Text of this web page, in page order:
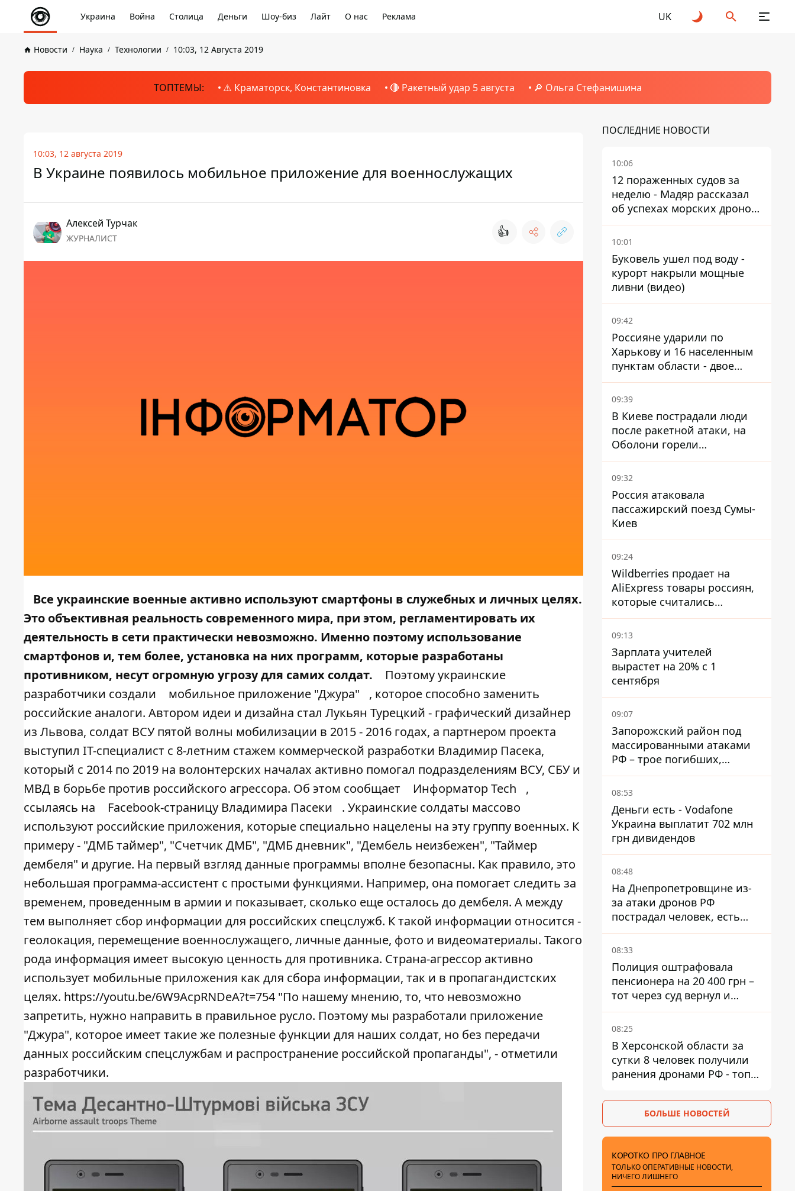
Украина Война Столица Деньги Шоу-биз Лайт О нас Реклама UK
Новости Наука Технологии 10:03, 12 Августа 2019
ТОПТЕМЫ: ⚠️ Краматорск, Константиновка 🔴 Ракетный удар 5 августа 🔎 Ольга Стефанишина
10:03, 12 августа 2019
В Украине появилось мобильное приложение для военнослужащих
Алексей Турчак
ЖУРНАЛИСТ 👍
Все украинские военные активно используют смартфоны в служебных и личных целях.
Это объективная реальность современного мира, при этом, регламентировать их
деятельность в сети практически невозможно. Именно поэтому использование
смартфонов и, тем более, установка на них программ, которые разработаны
противником, несут огромную угрозу для самих солдат.
Поэтому украинские
разработчики создали
мобильное приложение "Джура"
, которое способно заменить
российские аналоги. Автором идеи и дизайна стал Лукьян Турецкий - графический дизайнер
из Львова, солдат ВСУ пятой волны мобилизации в 2015 - 2016 годах, а партнером проекта
выступил IT-специалист с 8-летним стажем коммерческой разработки Владимир Пасека,
который с 2014 по 2019 на волонтерских началах активно помогал подразделениям ВСУ, СБУ и
МВД в борьбе против российского агрессора. Об этом сообщает
Информатор Tech
,
ссылаясь на
Facebook-страницу Владимира Пасеки
. Украинские солдаты массово
используют российские приложения, которые специально нацелены на эту группу военных. К
примеру - "ДМБ таймер", "Счетчик ДМБ", "ДМБ дневник", "Дембель неизбежен", "Таймер
дембеля" и другие. На первый взгляд данные программы вполне безопасны. Как правило, это
небольшая программа-ассистент с простыми функциями. Например, она помогает следить за
временем, проведенным в армии и показывает, сколько еще осталось до дембеля. А между
тем выполняет сбор информации для российских спецслужб. К такой информации относится -
геолокация, перемещение военнослужащего, личные данные, фото и видеоматериалы. Такого
рода информация имеет высокую ценность для противника. Страна-агрессор активно
использует мобильные приложения как для сбора информации, так и в пропагандистских
целях. https://youtu.be/6W9AcpRNDeA?t=754 "По нашему мнению, то, что невозможно
запретить, нужно направить в правильное русло. Поэтому мы разработали приложение
"Джура", которое имеет такие же полезные функции для наших солдат, но без передачи
данных российским спецслужбам и распространение российской пропаганды", - отметили
разработчики.
ПОСЛЕДНИЕ НОВОСТИ
10:06
12 пораженных судов за
неделю - Мадяр рассказал
об успехах морских дронов
в Черном и Азовском морях
10:01
Буковель ушел под воду -
курорт накрыли мощные
ливни (видео)
09:42
Россияне ударили по
Харькову и 16 населенным
пунктам области - двое
погибших
09:39
В Киеве пострадали люди
после ракетной атаки, на
Оболони горели
резервуары с топливом
09:32
Россия атаковала
пассажирский поезд Сумы-
Киев
09:24
Wildberries продает на
AliExpress товары россиян,
которые считались
уничтоженными на складах
09:13
Зарплата учителей
вырастет на 20% с 1
сентября
09:07
Запорожский район под
массированными атаками
РФ – трое погибших,
четверо раненых
08:53
Деньги есть - Vodafone
Украина выплатит 702 млн
грн дивидендов
08:48
На Днепропетровщине из-
за атаки дронов РФ
пострадал человек, есть
пожары и повреждения
08:33
Полиция оштрафовала
пенсионера на 20 400 грн –
тот через суд вернул и
деньги, и получил 3 тыс.
грн морального вреда
08:25
В Херсонской области за
сутки 8 человек получили
ранения дронами РФ - топ
БОЛЬШЕ НОВОСТЕЙ
КОРОТКО ПРО ГЛАВНОЕ
ТОЛЬКО ОПЕРАТИВНЫЕ НОВОСТИ,
НИЧЕГО ЛИШНЕГО